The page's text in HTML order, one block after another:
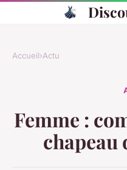
Accueil›Actu
Femme :
chapeau